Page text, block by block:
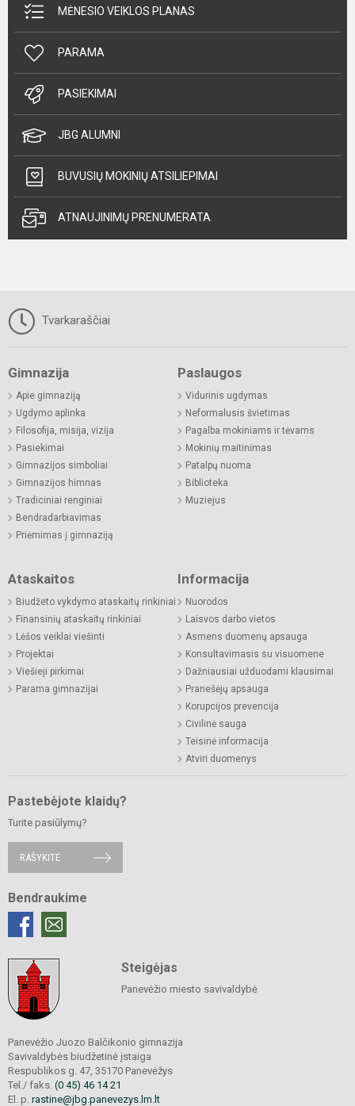
MĖNESIO VEIKLOS PLANAS
PARAMA
PASIEKIMAI
JBG ALUMNI
BUVUSIŲ MOKINIŲ ATSILIEPIMAI
ATNAUJINIMŲ PRENUMERATA
Tvarkaraščiai
Gimnazija
Apie gimnaziją
Ugdymo aplinka
Filosofija, misija, vizija
Pasiekimai
Gimnazijos simboliai
Gimnazijos himnas
Tradiciniai renginiai
Bendradarbiavimas
Priėmimas į gimnaziją
Paslaugos
Vidurinis ugdymas
Neformalusis švietimas
Pagalba mokiniams ir tėvams
Mokinių maitinimas
Patalpų nuoma
Biblioteka
Muziejus
Ataskaitos
Biudžeto vykdymo ataskaitų rinkiniai
Finansinių ataskaitų rinkiniai
Lėšos veiklai viešinti
Projektai
Viešieji pirkimai
Parama gimnazijai
Informacija
Nuorodos
Laisvos darbo vietos
Asmens duomenų apsauga
Konsultavimasis su visuomene
Dažniausiai užduodami klausimai
Pranešėjų apsauga
Korupcijos prevencija
Civilinė sauga
Teisinė informacija
Atviri duomenys
Pastebėjote klaidų?
Turite pasiūlymų?
RAŠYKITE
Bendraukime
Steigėjas
Panevėžio miesto savivaldybė
Panevėžio Juozo Balčikonio gimnazija
Savivaldybės biudžetinė įstaiga
Respublikos g. 47, 35170 Panevėžys
Tel./ faks. (0 45) 46 14 21
El. p. rastine@jbg.panevezys.lm.lt